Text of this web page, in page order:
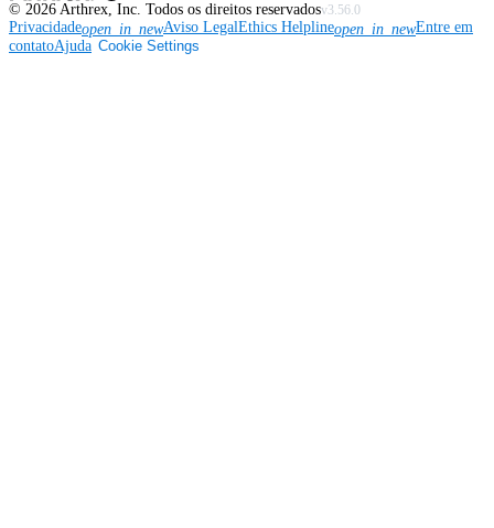
© 2026 Arthrex, Inc. Todos os direitos reservadosv3.56.0
Privacidadeopen_in_newAviso LegalEthics Helplineopen_in_newEntre em
contatoAjuda Cookie Settings